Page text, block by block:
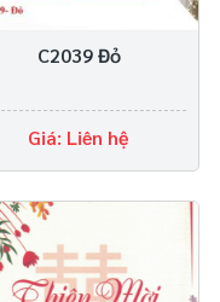
C2039 Đỏ
Giá: Liên hệ